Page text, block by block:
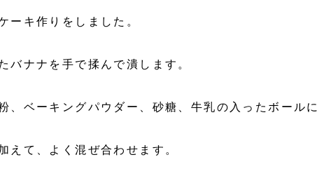
ーキ作りをしました。
バナナを手で揉んで潰します。
、ベーキングパウダー、砂糖、牛乳の入ったボールに
えて、よく混ぜ合わせます。